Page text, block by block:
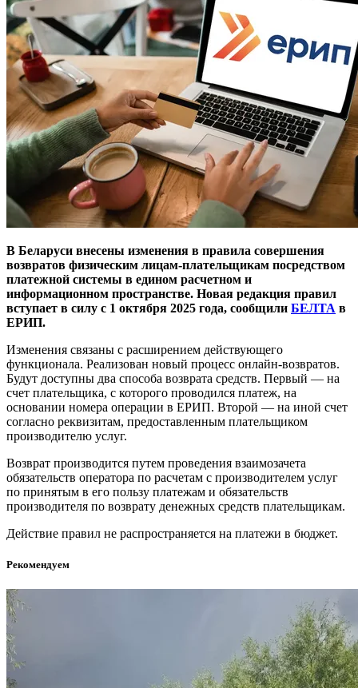
В Беларуси внесены изменения в правила совершения
возвратов физическим лицам-плательщикам посредством
платежной системы в едином расчетном и
информационном пространстве. Новая редакция правил
вступает в силу с 1 октября 2025 года, сообщили БЕЛТА в
ЕРИП.
Изменения связаны с расширением действующего
функционала. Реализован новый процесс онлайн-возвратов.
Будут доступны два способа возврата средств. Первый — на
счет плательщика, с которого проводился платеж, на
основании номера операции в ЕРИП. Второй — на иной счет
согласно реквизитам, предоставленным плательщиком
производителю услуг.
Возврат производится путем проведения взаимозачета
обязательств оператора по расчетам с производителем услуг
по принятым в его пользу платежам и обязательств
производителя по возврату денежных средств плательщикам.
Действие правил не распространяется на платежи в бюджет.
Рекомендуем